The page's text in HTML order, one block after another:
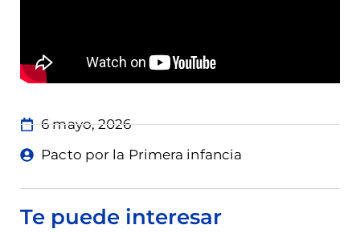
6 mayo, 2026
Pacto por la Primera infancia
Te puede interesar